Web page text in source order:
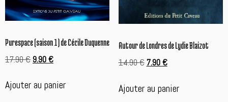
Purespace (saison 1) de Cécile Duquenne
17.90€Le
initial
était :
9.90€Le
actuel
Ajouter au panier
Autour de Londres de Lydie Blaizot
14.90€ Le
initial
était :
7.90€Le
actuel
est :
Ajouter au panier